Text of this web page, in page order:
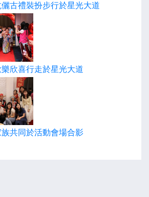
古禮裝扮步行於星光大道
欣喜行走於星光大道
共同於活動會場合影